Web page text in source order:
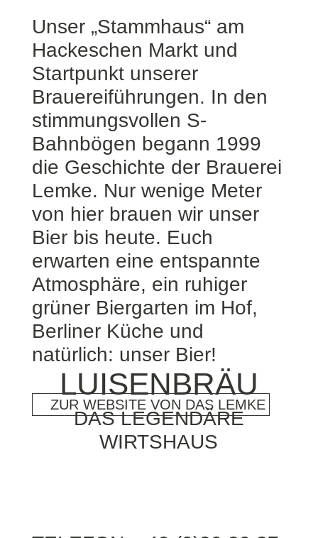
Unser „Stammhaus“ am
Hackeschen Markt und
Startpunkt unserer
Brauereiführungen. In den
stimmungsvollen S-
Bahnbögen begann 1999
die Geschichte der Brauerei
Lemke. Nur wenige Meter
von hier brauen wir unser
Bier bis heute. Euch
erwarten eine entspannte
Atmosphäre, ein ruhiger
grüner Biergarten im Hof,
Berliner Küche und
natürlich: unser Bier!
ZUR WEBSITE VON DAS LEMKE
LUISENBRÄU
DAS LEGENDÄRE
WIRTSHAUS